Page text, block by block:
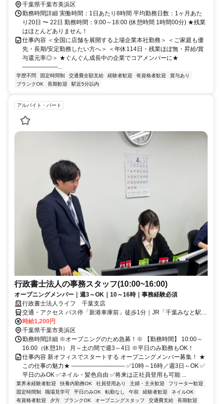
千葉県千葉市美浜区
勤務時間詳細 実働時間：1日あたり8時間 平均勤務日数：1ヶ月あた
り20日 〜 22日 勤務時間：9:00～18:00 (休憩時間 1時間00分) ★残業
はほとんどありません！
仕事内容 ＜全国に店舗を展開する上場企業本社勤務＞ ＜ご家庭も優
先・長期/安定勤務したい方へ＞ ＜年休114日・残業ほぼ無・昇給/賞
与還元率◎＞ ★ぐんぐん成長中の企業でコアメンバーに★
――――――...
学歴不問 固定時間制 交通費全額支給 経験者歓迎 有資格者歓迎
賞与あり
ブランクOK
長期歓迎 駅近5分以内
アルバイト・パート
行政書士法人の事務スタッフ(10:00~16:00)
オープニングメンバー｜週3～OK｜10～16時｜事務経験必須
行政書士法人ライフ 千葉支店
交通・アクセス バス停「新港車庫前」徒歩1分｜JR「千葉みなと駅」
徒歩15分
時給1,200円
千葉県千葉市美浜区
勤務時間詳細 ※オープニングのため急募！※ 【勤務時間】 10:00～
16:00（休憩1h） 月～土の間で週3～4日 ※平日のみ勤務もOK！
仕事内容 新オフィスでスタートする オープニングメンバー募集！ ★
この仕事の魅力★ ――――――――― ✅10時～16時／週3日～OK ✅
平日のみOK ✅ネイル・髪色自由 ✅将来は正社員登用も可能 ...
業界未経験者歓迎 扶養内勤務OK 社員登用あり 主婦・主夫歓迎
フリーター歓迎
固定時間制
職場見学可 平日のみOK 転勤なし 午前 経験者歓迎
ネイルOK
有資格者歓迎
夕方 ブランクOK オープニングスタッフ 交通費支給
長期歓迎